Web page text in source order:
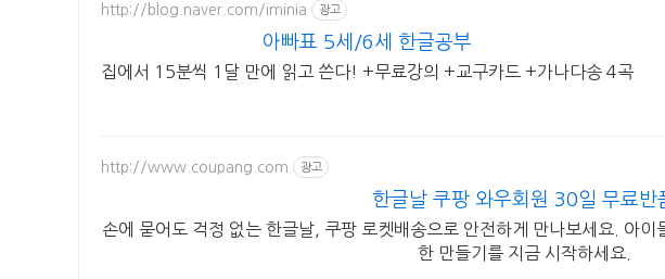
http://blog.naver.com/iminia 광고
아빠표 5세/6세 한글공부
집에서 15분씩 1달 만에 읽고 쓴다! +무료강의 +교구카드 +가나다송 4곡
http://www.coupang.com 광고
한글날 쿠팡 와우회원 30일 무료반
손에 묻어도 걱정 없는 한글날, 쿠팡 로켓배송으로 안전하게 만나보세요. 아
한 만들기를 지금 시작하세요.